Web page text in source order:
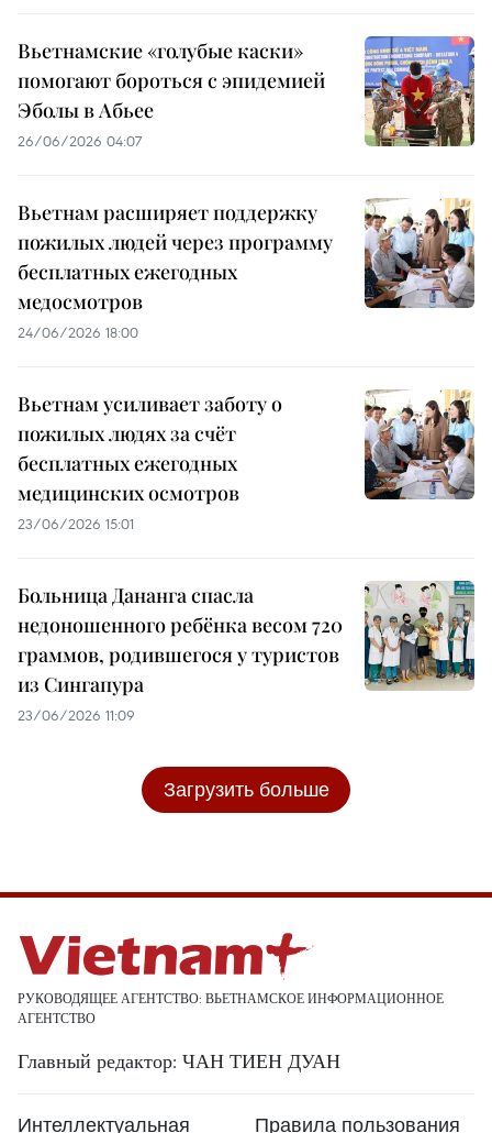
Вьетнамские «голубые каски»
помогают бороться с эпидемией
Эболы в Абьее
26/06/2026 04:07
Вьетнам расширяет поддержку
пожилых людей через программу
бесплатных ежегодных
медосмотров
24/06/2026 18:00
Вьетнам усиливает заботу о
пожилых людях за счёт
бесплатных ежегодных
медицинских осмотров
23/06/2026 15:01
Больница Дананга спасла
недоношенного ребёнка весом 720
граммов, родившегося у туристов
из Сингапура
23/06/2026 11:09
Загрузить больше
РУКОВОДЯЩЕЕ АГЕНТСТВО: ВЬЕТНАМСКОЕ ИНФОРМАЦИОННОЕ
АГЕНТСТВО
Главный редактор: ЧАН ТИЕН ДУАН
Интеллектуальная Правила пользования